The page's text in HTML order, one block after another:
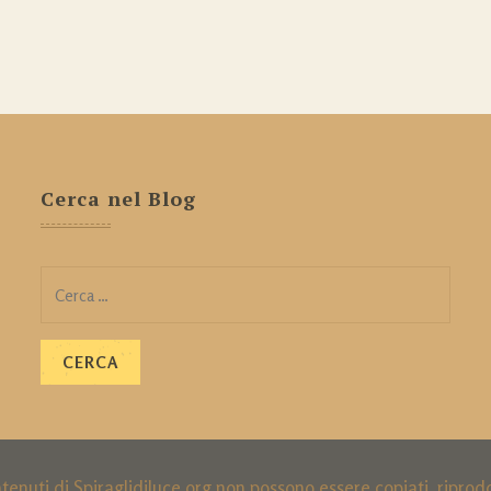
Cerca nel Blog